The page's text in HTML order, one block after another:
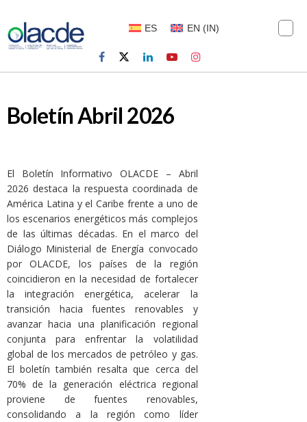
ES EN (IN)
Boletín Abril 2026
El Boletín Informativo OLACDE – Abril
2026 destaca la respuesta coordinada de
América Latina y el Caribe frente a uno de
los escenarios energéticos más complejos
de las últimas décadas. En el marco del
Diálogo Ministerial de Energía convocado
por OLACDE, los países de la región
coincidieron en la necesidad de fortalecer
la integración energética, acelerar la
transición hacia fuentes renovables y
avanzar hacia una planificación regional
conjunta para enfrentar la volatilidad
global de los mercados de petróleo y gas.
El boletín también resalta que cerca del
70% de la generación eléctrica regional
proviene de fuentes renovables,
consolidando a la región como líder